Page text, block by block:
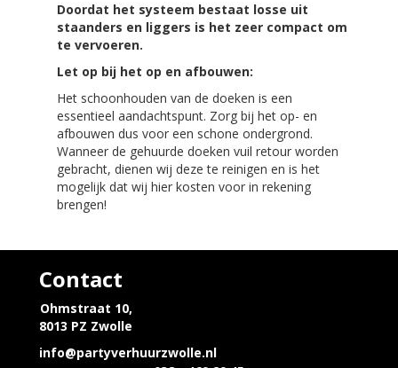
Doordat het systeem bestaat losse uit
staanders en liggers is het zeer compact om
te vervoeren.
Let op bij het op en afbouwen:
Het schoonhouden van de doeken is een
essentieel aandachtspunt. Zorg bij het op- en
afbouwen dus voor een schone ondergrond.
Wanneer de gehuurde doeken vuil retour worden
gebracht, dienen wij deze te reinigen en is het
mogelijk dat wij hier kosten voor in rekening
brengen!
Contact
Ohmstraat 10,
8013 PZ Zwolle
info@partyverhuurzwolle.nl